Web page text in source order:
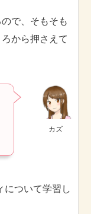
で、そもそも
から押さえて
カズ
について学習し